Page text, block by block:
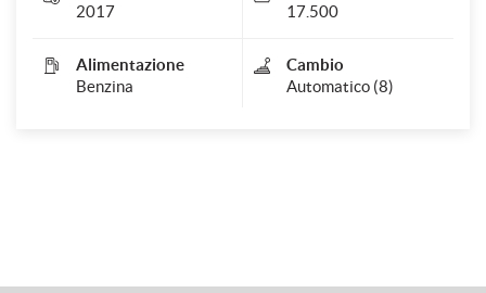
2017
17.500
Alimentazione
Benzina
Cambio
Automatico (8)